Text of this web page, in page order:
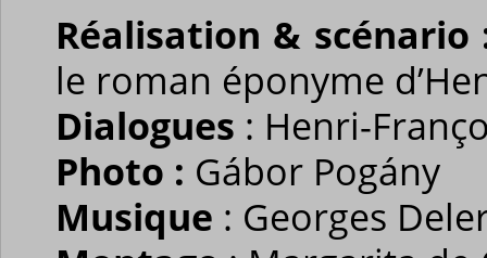
Réalisation & scénario
le roman éponyme
Dialogues : Henri-
Photo : Gábor Pogány
Musique : Georges